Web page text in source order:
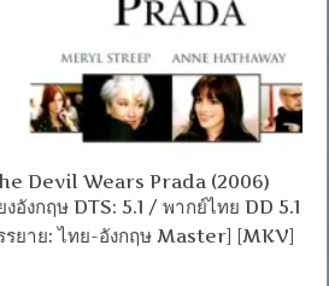
Devil Wears Prada (2006)
อังกฤษ DTS: 5.1 / พากย์ไทย DD 5.1
ยาย: ไทย-อังกฤษ Master] [MKV]